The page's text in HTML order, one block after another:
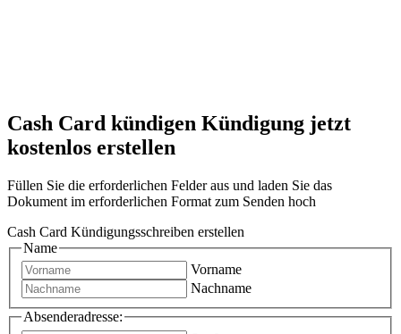
Cash Card kündigen Kündigung jetzt
kostenlos erstellen
Füllen Sie die erforderlichen Felder aus und laden Sie das
Dokument im erforderlichen Format zum Senden hoch
Cash Card Kündigungsschreiben erstellen
Name
Vorname
Nachname
Absenderadresse: